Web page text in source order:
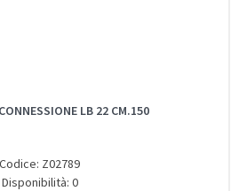
LB 22 CM.150
Codice: Z02789
Disponibilità: 0